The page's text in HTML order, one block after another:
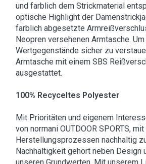
und farblich dem Strickmaterial
optische Highlight der
farblich abgesetzte
Neopren versehenen Armtasche.
Wertgegenstände sicher zu
Armtasche mit einem SBS
ausgestattet.
100% Recyceltes Polyester
Mit Prioritäten und eigenem
von normani OUTDOOR SPORTS,
Herstellungsprozessen nachhaltig
Nachhaltigkeit gehört neben Design